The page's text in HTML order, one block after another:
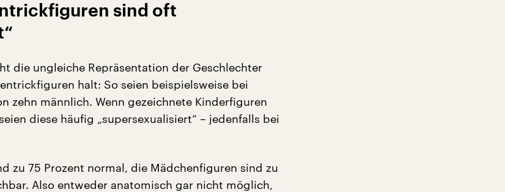
sind oft
die ungleiche Repräsentation der Geschlechter
halt: So seien beispielsweise bei
zehn männlich. Wenn gezeichnete Kinderfiguren
diese häufig „supersexualisiert“ – jedenfalls bei
zu 75 Prozent normal, die Mädchenfiguren sind zu
Also entweder anatomisch gar nicht möglich,